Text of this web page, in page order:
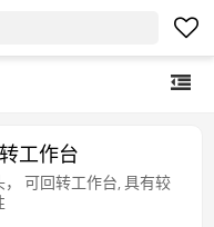
转工作台
可回转工作台, 具有较